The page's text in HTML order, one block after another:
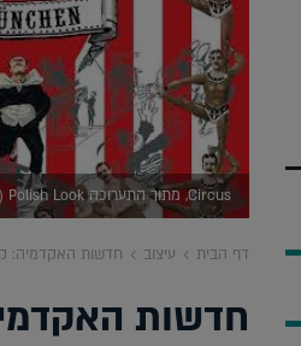
Circus, מתוך התערוכה Polish Look (יחצ)
דף הבית עיצוב חדשות האקדמיה:
חדשות